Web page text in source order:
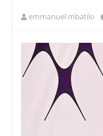
emmanuel mbatilo